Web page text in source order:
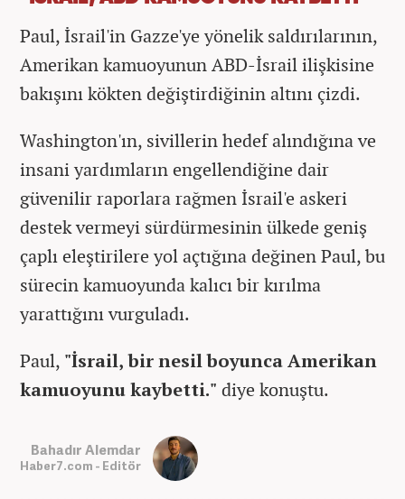
Paul, İsrail'in Gazze'ye yönelik saldırılarının,
Amerikan kamuoyunun ABD-İsrail ilişkisine
bakışını kökten değiştirdiğinin altını çizdi.
Washington'ın, sivillerin hedef alındığına ve
insani yardımların engellendiğine dair
güvenilir raporlara rağmen İsrail'e askeri
destek vermeyi sürdürmesinin ülkede geniş
çaplı eleştirilere yol açtığına değinen Paul, bu
sürecin kamuoyunda kalıcı bir kırılma
yarattığını vurguladı.
Paul, "İsrail, bir nesil boyunca Amerikan
kamuoyunu kaybetti." diye konuştu.
Bahadır Alemdar
Haber7.com - Editör